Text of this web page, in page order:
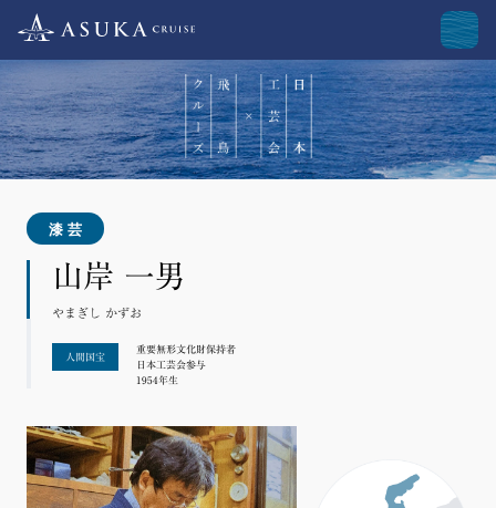
漆芸
山岸 一男
やまぎし かずお
人間国宝
重要無形文化財保持者
日本工芸会参与
1954年生